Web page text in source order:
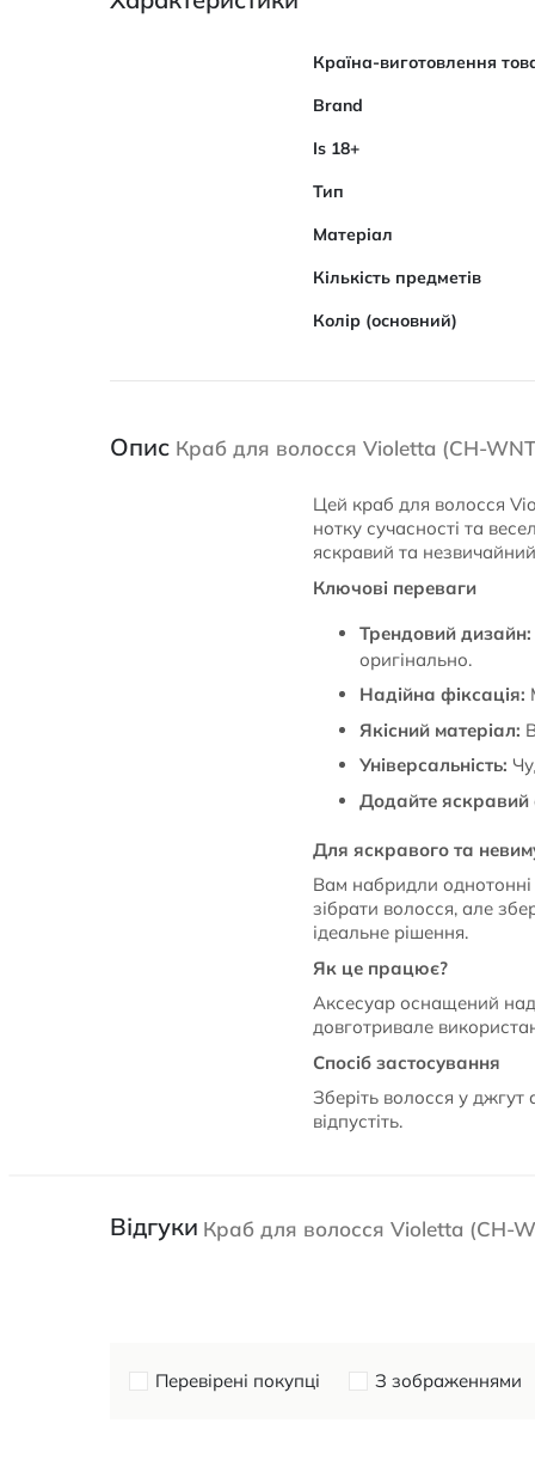
Характеристики
Країна-виготовлення
Brand
Is 18+
Тип
Матеріал
Кількість предметів
Колір (основний)
Опис Краб для волосся Violetta (CH-
Цей краб для волосся
нотку сучасності та
яскравий та
Ключові переваги
Трендовий дизайн:
оригінально.
Надійна фіксація:
Якісний матеріал:
Універсальність:
Додайте яскравий
Для яскравого та
Вам набридли однотонні
зібрати волосся, але
ідеальне рішення.
Як це працює?
Аксесуар оснащений
довготривале
Спосіб застосування
Зберіть волосся у
відпустіть.
Відгуки Краб для волосся Violetta (CH-
Перевірені покупці З зображеннями